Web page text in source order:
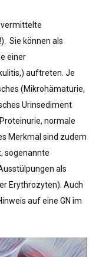
Sie können als
einer
auftreten. Je
(Mikrohämaturie,
Urinsediment
normale
Merkmal sind zudem
sogenannte
als
Erythrozyten). Auch
auf eine GN im